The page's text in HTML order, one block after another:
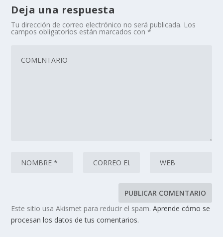
Deja una respuesta
Tu dirección de correo electrónico no será publicada. Los
campos obligatorios están marcados con*
Este sitio usa Akismet para reducir el spam.Aprende cómo se
procesan los datos de tus comentarios.